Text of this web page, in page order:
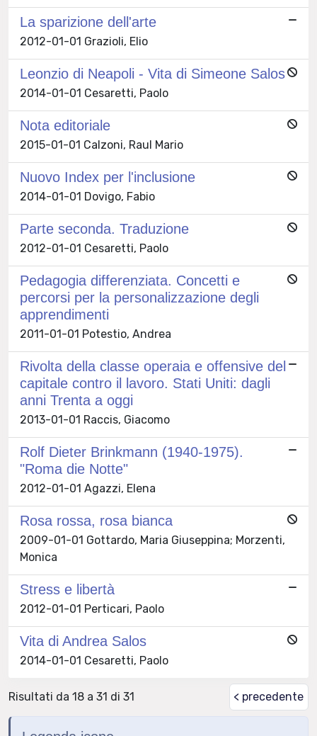
La sparizione dell'arte
2012-01-01 Grazioli, Elio
Leonzio di Neapoli - Vita di Simeone Salos
2014-01-01 Cesaretti, Paolo
Nota editoriale
2015-01-01 Calzoni, Raul Mario
Nuovo Index per l'inclusione
2014-01-01 Dovigo, Fabio
Parte seconda. Traduzione
2012-01-01 Cesaretti, Paolo
Pedagogia differenziata. Concetti e
percorsi per la personalizzazione degli
apprendimenti
2011-01-01 Potestio, Andrea
Rivolta della classe operaia e offensive del
capitale contro il lavoro. Stati Uniti: dagli
anni Trenta a oggi
2013-01-01 Raccis, Giacomo
Rolf Dieter Brinkmann (1940-1975).
"Roma die Notte"
2012-01-01 Agazzi, Elena
Rosa rossa, rosa bianca
2009-01-01 Gottardo, Maria Giuseppina; Morzenti,
Monica
Stress e libertà
2012-01-01 Perticari, Paolo
Vita di Andrea Salos
2014-01-01 Cesaretti, Paolo
Risultati da 18 a 31 di 31 < precedente